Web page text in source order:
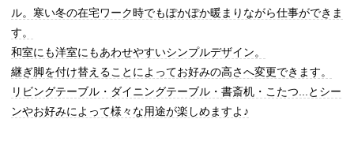
ル。寒い冬の在宅ワーク時でもぽかぽか暖まりながら仕事ができま
す。
和室にも洋室にもあわせやすいシンプルデザイン。
継ぎ脚を付け替えることによってお好みの高さへ変更できます。
リビングテーブル・ダイニングテーブル・書斎机・こたつ...とシー
ンやお好みによって様々な用途が楽しめますよ♪